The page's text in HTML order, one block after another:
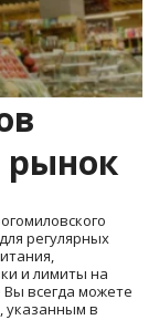
рынок
регулярных
и лимиты на
всегда можете
указанным в